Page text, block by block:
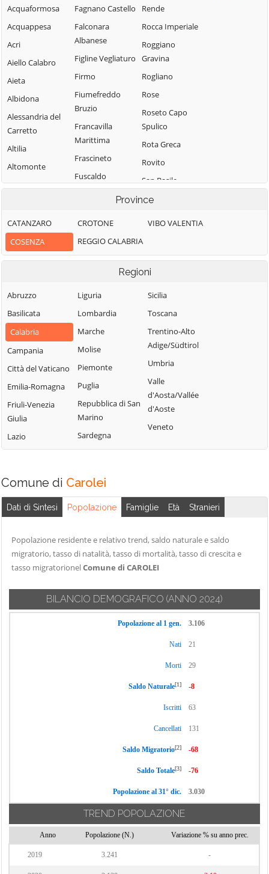
Acquaformosa
Acquappesa
Acri
Aiello Calabro
Aieta
Albidona
Alessandria del
Carretto
Altilia
Altomonte
Amantea
Aprigliano
Belmonte
Calabro
Bianchi
Bisignano
Bocchigliero
Bonifati
Buonvicino
Calopezzati
Cariati
Carolei
Carpanzano
Casali del Manco
Cassano all'Ionio
Castiglione
Cosentino
Castrolibero
Civita
Corigliano-
Fagnano Castello
Falconara
Albanese
Figline Vegliaturo
Firmo
Fiumefreddo
Bruzio
Francavilla
Marittima
Frascineto
Fuscaldo
Piemontese
Lago
Laino Castello
Lappano
Lattarico
Longobardi
Longobucco
Lungro
Luzzi
Mandatoriccio
Mangone
Marano
Marano
Principato
Mendicino
Mongrassano
Paola
Papasidero
Rende
Rocca Imperiale
Roggiano
Gravina
Rogliano
Rose
Roseto Capo
Spulico
Rota Greca
Rovito
San Basile
San Benedetto
Albanese
San Demetrio
Corone
San Donato di
San Giorgio
Albanese
San Giovanni in
Fiore
San Lorenzo
Vallo
Argentano
Finita
San Nicola Arcella
San Pietro in
San Pietro in
Guarano
Sangineto
Sant'Agata di
Santa Caterina
Albanese
Santa Domenica
Cedro
Santa Sofia
d'Epiro
Province
CATANZARO
COSENZA
CROTONE
REGGIO CALABRIA
VIBO VALENTIA
Regioni
Abruzzo
Basilicata
Calabria
Campania
Città del Vaticano
Emilia-Romagna
Friuli-Venezia
Giulia
Lazio
Liguria
Lombardia
Marche
Molise
Piemonte
Puglia
Repubblica di San
Marino
Sardegna
Sicilia
Toscana
Trentino-Alto
Adige/Südtirol
Umbria
Valle
d'Aosta/Vallée
d'Aoste
Veneto
Comune di Carolei
Dati di Sintesi Popolazione Famiglie Età Stranieri
Popolazione residente e relativo trend, saldo naturale e saldo
migratorio, tasso di natalità, tasso di mortalità, tasso di crescita e
tasso migratorionelComune di CAROLEI
BILANCIO DEMOGRAFICO (ANNO 2024)
Popolazione al 1 gen. 3.106
Nati 21
Morti 29
Saldo Naturale[1] -8
Iscritti 63
Cancellati 131
Saldo Migratorio[2] -68
Saldo Totale[3] -76
Popolazione al 31° dic. 3.030
TREND POPOLAZIONE
Anno Popolazione (N.) Variazione % su anno prec.
2019 3.241 -